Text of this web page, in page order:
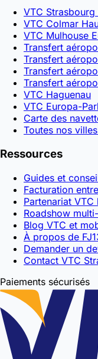
VTC Strasbourg
VTC Colmar
VTC Mulhouse
Transfert
Transfert
Transfert
Transfert
VTC Haguenau
VTC Europa-
Carte des
Toutes nos
Ressources
Guides et
Facturation
Partenariat VTC
Roadshow
Blog VTC et
À propos de
Demander un
Contact VTC
Paiements sécurisés